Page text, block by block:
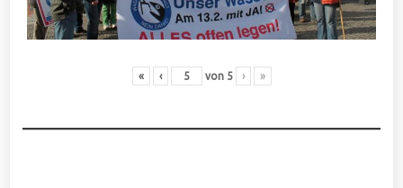
« ‹ von 5 › »